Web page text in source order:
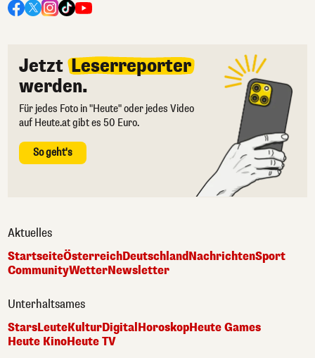
Jetzt Leserreporter
werden.
Für jedes Foto in "Heute" oder jedes Video
auf Heute.at gibt es 50 Euro.
So geht's
Aktuelles
StartseiteÖsterreichDeutschlandNachrichtenSport
CommunityWetterNewsletter
Unterhaltsames
StarsLeuteKulturDigitalHoroskopHeute Games
Heute KinoHeute TV